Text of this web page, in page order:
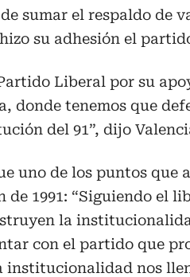
sumar el respaldo de
su adhesión el
Liberal por su
donde tenemos que
del 91”, dijo
uno de los puntos que
de 1991: “Siguiendo el
la
con el partido que
institucionalidad nos